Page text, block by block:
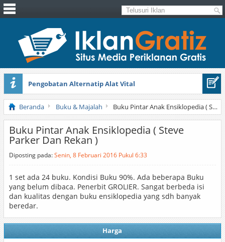
Pengobatan Alternatip Alat Vital
Pita Cantik Pesona
Beranda Buku & Majalah Buku Pintar Anak Ensiklopedia ( Steve Parker Dan Rekan )
Buku Pintar Anak Ensiklopedia ( Steve
Parker Dan Rekan )
Diposting pada:Senin, 8 Februari 2016 Pukul 6:33
1 set ada 24 buku. Kondisi Buku 90%. Ada beberapa Buku
yang belum dibaca. Penerbit GROLIER. Sangat berbeda isi
dan kualitas dengan buku ensiklopedia yang sdh banyak
beredar.
Harga